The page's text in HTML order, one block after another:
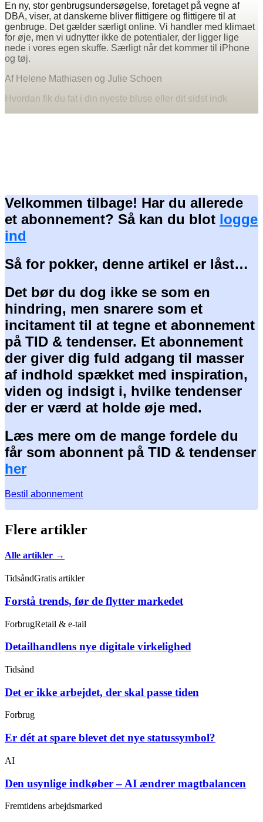
En ny, stor genbrugsundersøgelse, foretaget på vegne af
DBA, viser, at danskerne bliver flittigere og flittigere til at
genbruge. Det gælder særligt online. Vi handler med klimaet
for øje, men vi udnytter ikke de potentialer, der ligger lige
nede i vores egen skuffe. Særligt når det kommer til iPhone
og tøj.
Af Helene Mathiasen og Julie Schoen
Hvordan fik du fat i din nyeste bluse eller dit sidst indk
Velkommen tilbage! Har du allerede
et abonnement? Så kan du blot logge
ind
Så for pokker, denne artikel er låst…
Det bør du dog ikke se som en
hindring, men snarere som et
incitament til at tegne et abonnement
på TID & tendenser. Et abonnement
der giver dig fuld adgang til masser
af indhold spækket med inspiration,
viden og indsigt i, hvilke tendenser
der er værd at holde øje med.
Læs mere om de mange fordele du
får som abonnent på TID & tendenser
her
Bestil abonnement
Flere artikler
Alle artikler →
TidsåndGratis artikler
Forstå trends, før de flytter markedet
ForbrugRetail & e-tail
Detailhandlens nye digitale virkelighed
Tidsånd
Det er ikke arbejdet, der skal passe tiden
Forbrug
Er dét at spare blevet det nye statussymbol?
AI
Den usynlige indkøber – AI ændrer magtbalancen
Fremtidens arbejdsmarked